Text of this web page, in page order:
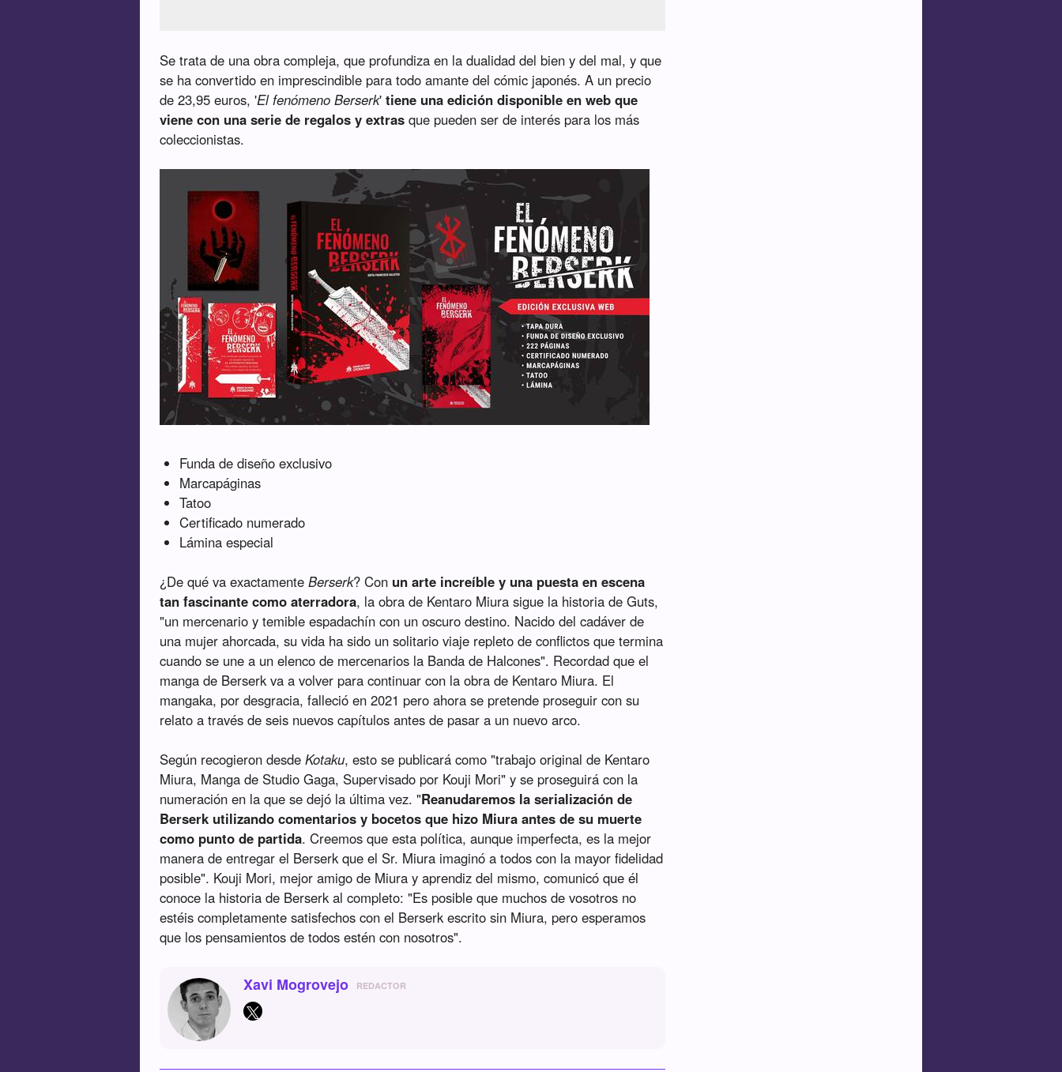
Se trata de una obra compleja, que profundiza en la dualidad del bien y del mal, y que
se ha convertido en imprescindible para todo amante del cómic japonés. A un precio
de 23,95 euros, 'El fenómeno Berserk'tiene una edición disponible en web que
viene con una serie de regalos y extras que pueden ser de interés para los más
coleccionistas.
Funda de diseño exclusivo
Marcapáginas
Tatoo
Certificado numerado
Lámina especial
¿De qué va exactamenteBerserk? Con un arte increíble y una puesta en escena
tan fascinante como aterradora, la obra de Kentaro Miura sigue la historia de Guts,
"un mercenario y temible espadachín con un oscuro destino. Nacido del cadáver de
una mujer ahorcada, su vida ha sido un solitario viaje repleto de conflictos que termina
cuando se une a un elenco de mercenarios la Banda de Halcones". Recordad que el
manga de Berserk va a volver para continuar con la obra de Kentaro Miura. El
mangaka, por desgracia, falleció en 2021 pero ahora se pretende proseguir con su
relato a través de seis nuevos capítulos antes de pasar a un nuevo arco.
Según recogieron desdeKotaku, esto se publicará como "trabajo original de Kentaro
Miura, Manga de Studio Gaga, Supervisado por Kouji Mori" y se proseguirá con la
numeración en la que se dejó la última vez. "Reanudaremos la serialización de
Berserk utilizando comentarios y bocetos que hizo Miura antes de su muerte
como punto de partida. Creemos que esta política, aunque imperfecta, es la mejor
manera de entregar el Berserk que el Sr. Miura imaginó a todos con la mayor fidelidad
posible". Kouji Mori, mejor amigo de Miura y aprendiz del mismo, comunicó que él
conoce la historia de Berserk al completo: "Es posible que muchos de vosotros no
estéis completamente satisfechos con el Berserk escrito sin Miura, pero esperamos
que los pensamientos de todos estén con nosotros".
Xavi Mogrovejo REDACTOR